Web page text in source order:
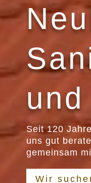
Seit 120
uns gut
gemeinsam
Wir